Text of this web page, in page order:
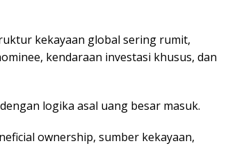
kekayaan global sering rumit,
kendaraan investasi khusus, dan
logika asal uang besar masuk.
ownership, sumber kekayaan,